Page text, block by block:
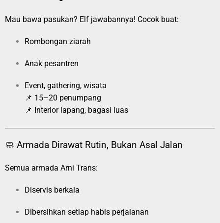
Mau bawa pasukan? Elf jawabannya! Cocok buat:
Rombongan ziarah
Anak pesantren
Event, gathering, wisata
📌 15–20 penumpang
📌 Interior lapang, bagasi luas
🧼 Armada Dirawat Rutin, Bukan Asal Jalan
Semua armada Arni Trans:
Diservis berkala
Dibersihkan setiap habis perjalanan